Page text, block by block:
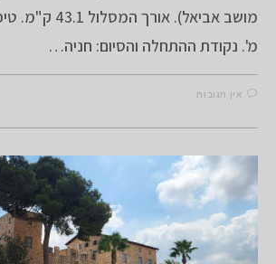
מ'. נקודת ההתחלה והסיום: חניה…
אין תגובות